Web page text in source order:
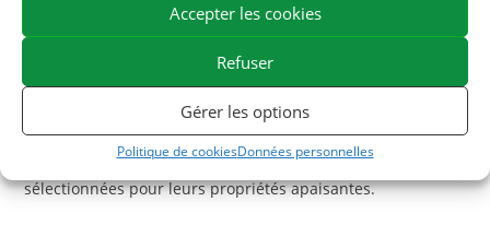
Accepter les cookies
Refuser
Gérer les options
Politique de cookiesDonnées personnelles
Avec quoi associer le plantain ?
Broncho pulm liquide
Broncho pulm liquideest un aliment complémentaire
liquide élaboré à partir d’un mélange de plantes
sélectionnées pour leurs propriétés apaisantes.